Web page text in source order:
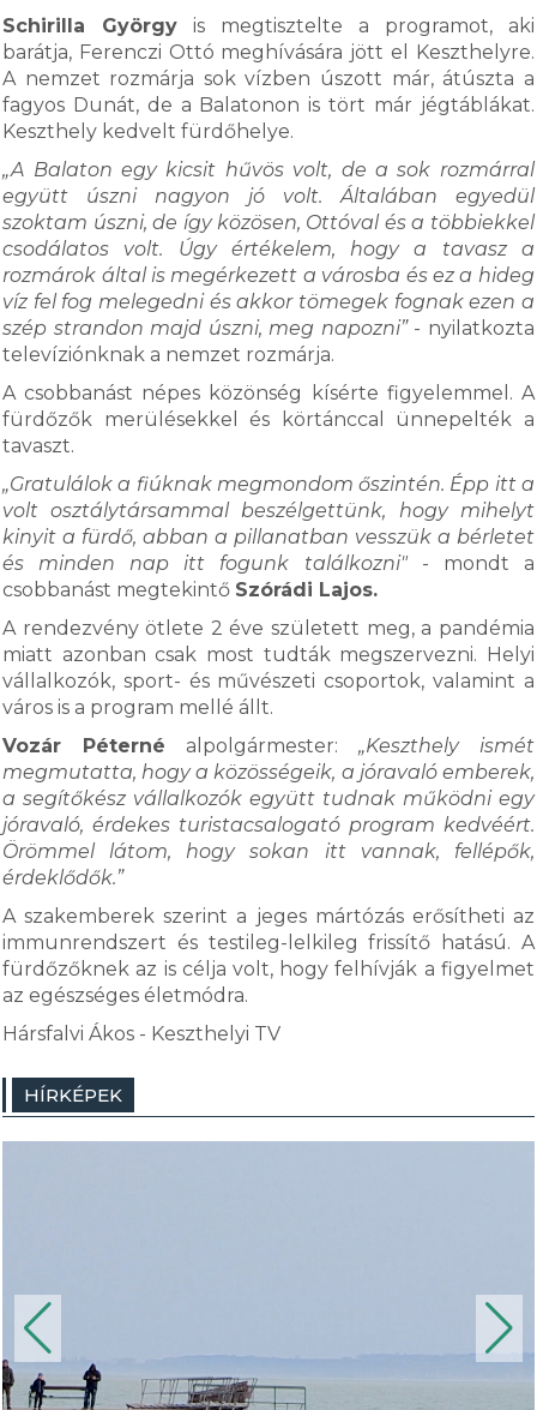
Schirilla György is megtisztelte a programot, aki
barátja, Ferenczi Ottó meghívására jött el Keszthelyre.
A nemzet rozmárja sok vízben úszott már, átúszta a
fagyos Dunát, de a Balatonon is tört már jégtáblákat.
Keszthely kedvelt fürdőhelye.
„A Balaton egy kicsit hűvös volt, de a sok rozmárral
együtt úszni nagyon jó volt. Általában egyedül
szoktam úszni, de így közösen, Ottóval és a többiekkel
csodálatos volt. Úgy értékelem, hogy a tavasz a
rozmárok által is megérkezett a városba és ez a hideg
víz fel fog melegedni és akkor tömegek fognak ezen a
szép strandon majd úszni, meg napozni”- nyilatkozta
televíziónknak a nemzet rozmárja.
A csobbanást népes közönség kísérte figyelemmel. A
fürdőzők merülésekkel és körtánccal ünnepelték a
tavaszt.
„Gratulálok a fiúknak megmondom őszintén. Épp itt a
volt osztálytársammal beszélgettünk, hogy mihelyt
kinyit a fürdő, abban a pillanatban vesszük a bérletet
és minden nap itt fogunk találkozni"- mondt a
csobbanást megtekintő Szórádi Lajos.
A rendezvény ötlete 2 éve született meg, a pandémia
miatt azonban csak most tudták megszervezni. Helyi
vállalkozók, sport- és művészeti csoportok, valamint a
város is a program mellé állt.
Vozár Péterné alpolgármester: „Keszthely ismét
megmutatta, hogy a közösségeik, a jóravaló emberek,
a segítőkész vállalkozók együtt tudnak működni egy
jóravaló, érdekes turistacsalogató program kedvéért.
Örömmel látom, hogy sokan itt vannak, fellépők,
érdeklődők.”
A szakemberek szerint a jeges mártózás erősítheti az
immunrendszert és testileg-lelkileg frissítő hatású. A
fürdőzőknek az is célja volt, hogy felhívják a figyelmet
az egészséges életmódra.
Hársfalvi Ákos - Keszthelyi TV
HÍRKÉPEK